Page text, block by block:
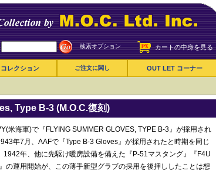
カートの中身を見る
検索オプション
レクション ご注文に関し OUT LET コーナー
Type B-3 (M.O.C.復刻)
米海軍)で『FLYING SUMMER GLOVES, TYPE B-3』が採用され
年7月、AAFで『Type B-3 Gloves』が採用されたと時期を同じ
1942年、他に先駆け暖房設備を備えた『P-51マスタング』『F4U
の運用開始が、この薄手新型グラブの採用を後押ししたことは想